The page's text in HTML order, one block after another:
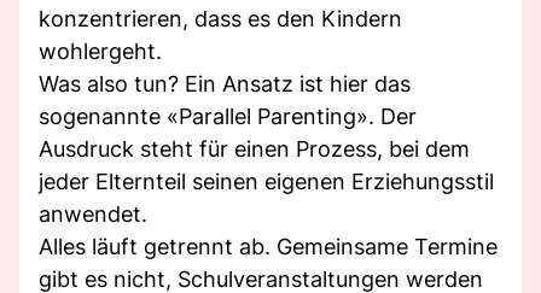
konzentrieren, dass es den Kindern
wohlergeht.
Was also tun? Ein Ansatz ist hier das
sogenannte «Parallel Parenting». Der
Ausdruck steht für einen Prozess, bei dem
jeder Elternteil seinen eigenen Erziehungsstil
anwendet.
Alles läuft getrennt ab. Gemeinsame Termine
gibt es nicht, Schulveranstaltungen werden